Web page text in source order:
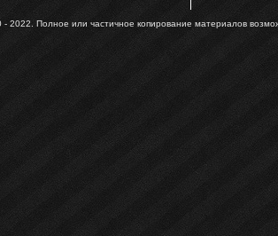
- 2022. Полное или частичное копирование материалов